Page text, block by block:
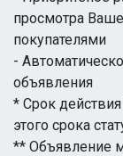
просмотра
покупателями
-
объявления
* Срок действия
этого срока
** Объявление